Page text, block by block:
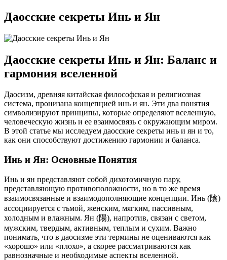
Даосские секреты Инь и Ян
Даосские секреты Инь и Ян: Баланс и
гармония вселенной
Даосизм, древняя китайская философская и религиозная
система, пронизана концепцией инь и ян. Эти два понятия
символизируют принципы, которые определяют вселенную,
человеческую жизнь и ее взаимосвязь с окружающим миром.
В этой статье мы исследуем даосские секреты инь и ян и то,
как они способствуют достижению гармонии и баланса.
Инь и Ян: Основные Понятия
Инь и ян представляют собой дихотомичную пару,
представляющую противоположности, но в то же время
взаимосвязанные и взаимодополняющие концепции. Инь (陰)
ассоциируется с тьмой, женским, мягким, пассивным,
холодным и влажным. Ян (陽), напротив, связан с светом,
мужским, твердым, активным, теплым и сухим. Важно
понимать, что в даосизме эти термины не оцениваются как
«хорошо» или «плохо», а скорее рассматриваются как
равнозначные и необходимые аспекты вселенной.